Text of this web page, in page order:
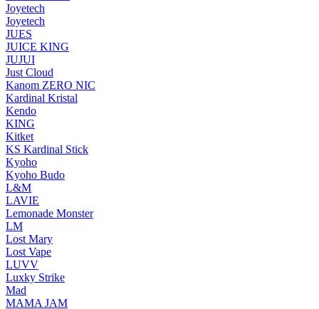
Joyetech
Joyetech
JUES
JUICE KING
JUJUI
Just Cloud
Kanom ZERO NIC
Kardinal Kristal
Kendo
KING
Kitket
KS Kardinal Stick
Kyoho
Kyoho Budo
L&M
LAVIE
Lemonade Monster
LM
Lost Mary
Lost Vape
LUVV
Luxky Strike
Mad
MAMA JAM